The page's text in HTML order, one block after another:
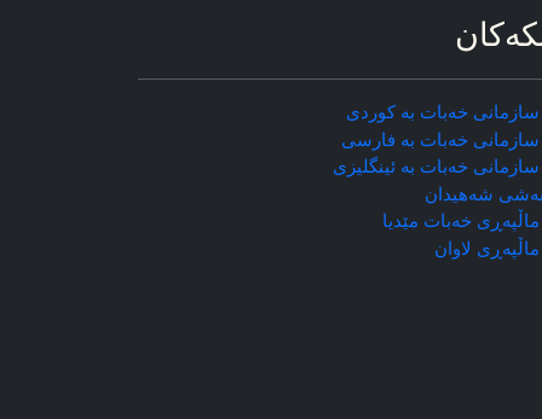
سازمانی خه‌بات به کوردی
سازمانی خه‌بات به فارسی
سازمانی خه‌بات به ئینگلیزی
شه‌هیدان
خه‌بات مێدیا
ماڵپه‌ڕی لاوان